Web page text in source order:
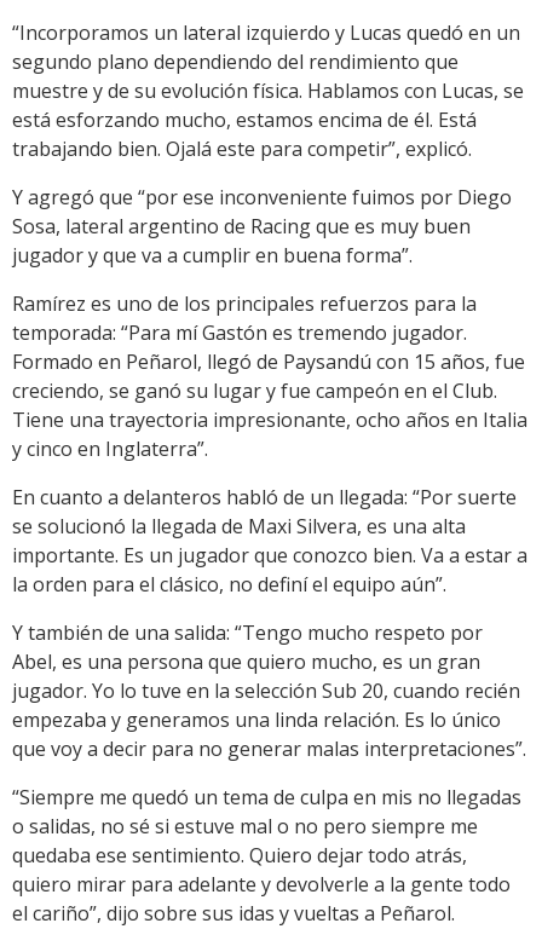
“Incorporamos un lateral izquierdo y Lucas quedó en un
segundo plano dependiendo del rendimiento que
muestre y de su evolución física. Hablamos con Lucas, se
está esforzando mucho, estamos encima de él. Está
trabajando bien. Ojalá este para competir”, explicó.
Y agregó que “por ese inconveniente fuimos por Diego
Sosa, lateral argentino de Racing que es muy buen
jugador y que va a cumplir en buena forma”.
Ramírez es uno de los principales refuerzos para la
temporada: “Para mí Gastón es tremendo jugador.
Formado en Peñarol, llegó de Paysandú con 15 años, fue
creciendo, se ganó su lugar y fue campeón en el Club.
Tiene una trayectoria impresionante, ocho años en Italia
y cinco en Inglaterra”.
En cuanto a delanteros habló de un llegada: “Por suerte
se solucionó la llegada de Maxi Silvera, es una alta
importante. Es un jugador que conozco bien. Va a estar a
la orden para el clásico, no definí el equipo aún”.
Y también de una salida: “Tengo mucho respeto por
Abel, es una persona que quiero mucho, es un gran
jugador. Yo lo tuve en la selección Sub 20, cuando recién
empezaba y generamos una linda relación. Es lo único
que voy a decir para no generar malas interpretaciones”.
“Siempre me quedó un tema de culpa en mis no llegadas
o salidas, no sé si estuve mal o no pero siempre me
quedaba ese sentimiento. Quiero dejar todo atrás,
quiero mirar para adelante y devolverle a la gente todo
el cariño”, dijo sobre sus idas y vueltas a Peñarol.